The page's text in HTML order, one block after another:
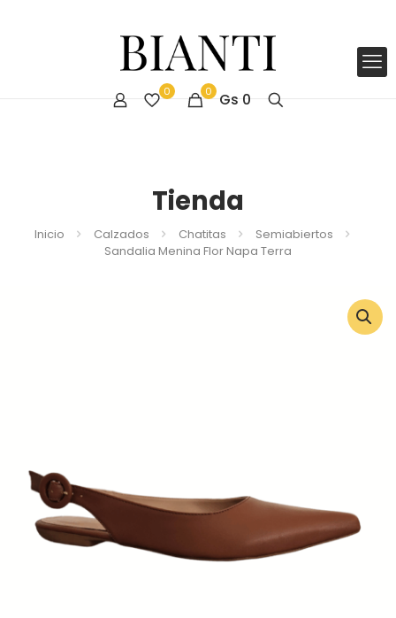
0 0 Gs 0
Tienda
Inicio Calzados Chatitas
Semiabiertos
Sandalia Menina Flor Napa Terra